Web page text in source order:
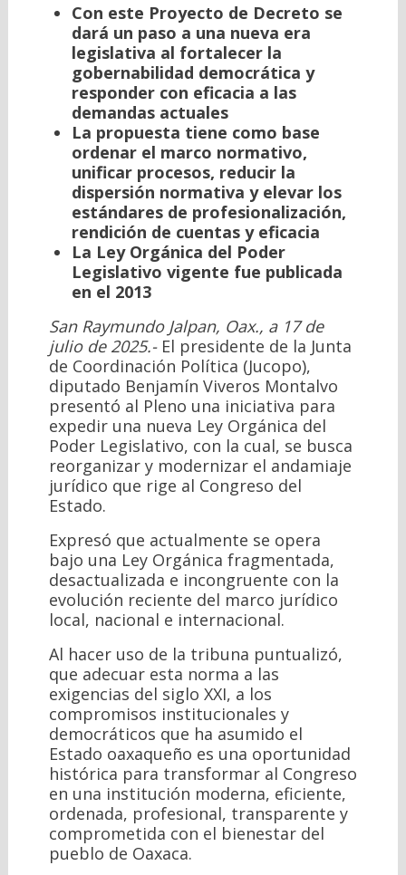
Con este Proyecto de Decreto se
dará un paso a una nueva era
legislativa al fortalecer la
gobernabilidad democrática y
responder con eficacia a las
demandas actuales
La propuesta tiene como base
ordenar el marco normativo,
unificar procesos, reducir la
dispersión normativa y elevar los
estándares de profesionalización,
rendición de cuentas y eficacia
La Ley Orgánica del Poder
Legislativo vigente fue publicada
en el 2013
San Raymundo Jalpan, Oax., a 17 de
julio de 2025.-El presidente de la Junta
de Coordinación Política (Jucopo),
diputado Benjamín Viveros Montalvo
presentó al Pleno una iniciativa para
expedir una nueva Ley Orgánica del
Poder Legislativo, con la cual, se busca
reorganizar y modernizar el andamiaje
jurídico que rige al Congreso del
Estado.
Expresó que actualmente se opera
bajo una Ley Orgánica fragmentada,
desactualizada e incongruente con la
evolución reciente del marco jurídico
local, nacional e internacional.
Al hacer uso de la tribuna puntualizó,
que adecuar esta norma a las
exigencias del siglo XXI, a los
compromisos institucionales y
democráticos que ha asumido el
Estado oaxaqueño es una oportunidad
histórica para transformar al Congreso
en una institución moderna, eficiente,
ordenada, profesional, transparente y
comprometida con el bienestar del
pueblo de Oaxaca.